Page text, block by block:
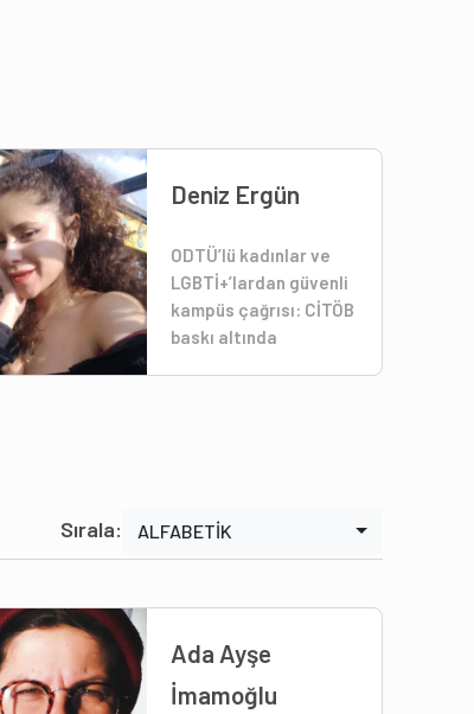
Deniz Ergün
ODTÜ’lü kadınlar ve
LGBTİ+’lardan güvenli
kampüs çağrısı: CİTÖB
baskı altında
Sırala: ALFABETİK
Ada Ayşe
İmamoğlu